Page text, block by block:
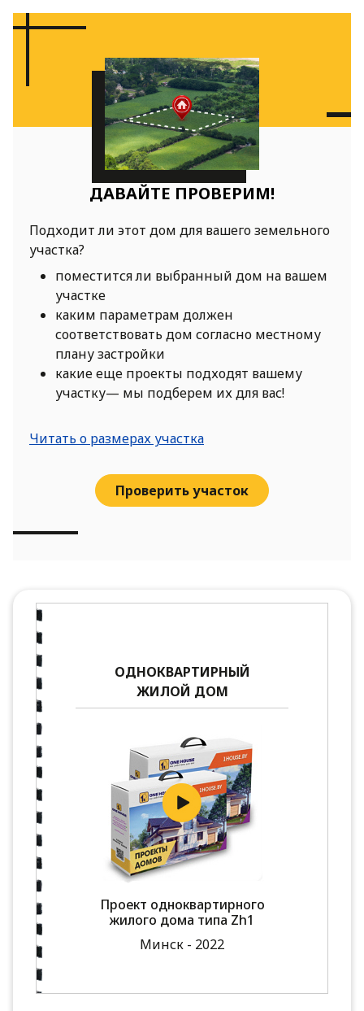
ДАВАЙТЕ ПРОВЕРИМ!
Подходит ли этот дом для вашего земельного
участка?
поместится ли выбранный дом на вашем
участке
каким параметрам должен
соответствовать дом согласно местному
плану застройки
какие еще проекты подходят вашему
участку— мы подберем их для вас!
Читать о размерах участка
Проверить участок
ОДНОКВАРТИРНЫЙ
ЖИЛОЙ ДОМ
Проект одноквартирного
жилого дома типа Zh1
Минск - 2022